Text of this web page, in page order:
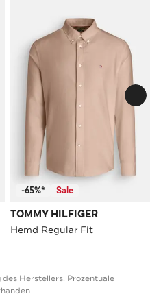
-65%* Sale
TOMMY HILFIGER
Hemd Regular Fit
Herstellers. Prozentuale